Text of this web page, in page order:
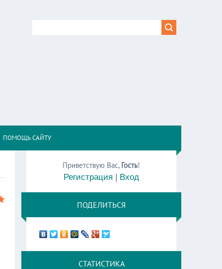
ПОМОЩЬ САЙТУ
Приветствую Вас, Гость!
Регистрация | Вход
ПОДЕЛИТЬСЯ
СТАТИСТИКА